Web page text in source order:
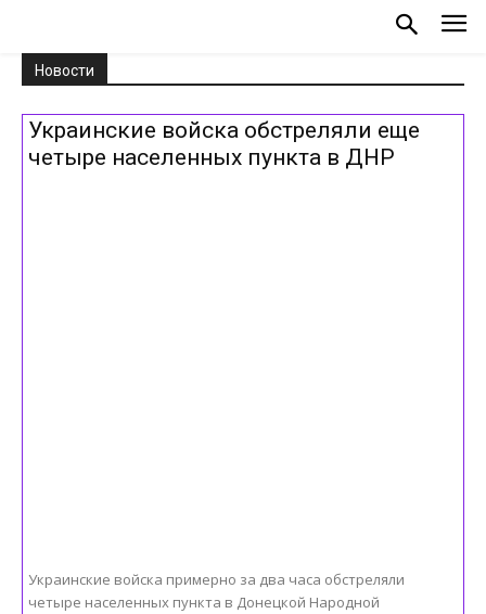
Новости
Украинские войска обстреляли еще
четыре населенных пункта в ДНР
Украинские войска примерно за два часа обстреляли
четыре населенных пункта в Донецкой Народной